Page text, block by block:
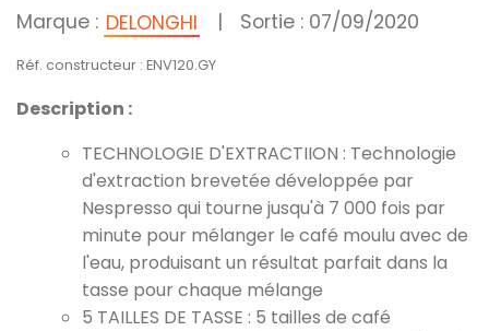
Marque : DELONGHI | Sortie : 07/09/2020
Réf. constructeur : ENV120.GY
Description :
TECHNOLOGIE D'EXTRACTIION : Technologie
d'extraction brevetée développée par
Nespresso qui tourne jusqu'à 7 000 fois par
minute pour mélanger le café moulu avec de
l'eau, produisant un résultat parfait dans la
tasse pour chaque mélange
5 TAILLES DE TASSE : 5 tailles de café